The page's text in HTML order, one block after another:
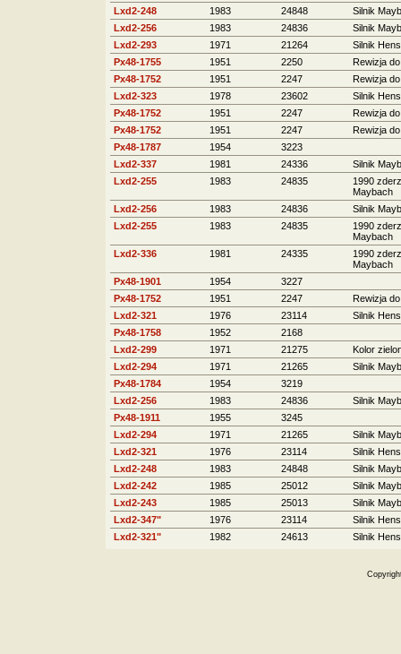
Lxd2-248
1983 24848
Silnik
Lxd2-256
1983 24836
Silnik
Lxd2-293
1971 21264
Silnik
Px48-1755
1951 2250
Rewizja
Px48-1752
1951 2247
Rewizja
Lxd2-323
1978 23602
Silnik
Px48-1752
1951 2247
Rewizja
Px48-1752
1951 2247
Rewizja
Px48-1787
1954
3223
Lxd2-337
1981 24336
Silnik
Lxd2-255
1983 24835
1990
Maybach
Lxd2-256
1983 24836
Silnik
Lxd2-255
1983 24835
1990
Maybach
Lxd2-336
1981 24335
1990
Maybach
Px48-1901
1954
3227
Px48-1752
1951 2247
Rewizja
Lxd2-321
1976 23114
Silnik
Px48-1758
1952
2168
Lxd2-299
1971 21275
Kolor
Lxd2-294
1971 21265
Silnik
Px48-1784
1954
3219
Lxd2-256
1983 24836
Silnik
Px48-1911
1955
3245
Lxd2-294
1971 21265
Silnik
Lxd2-321
1976 23114
Silnik
Lxd2-248
1983 24848
Silnik
Lxd2-242
1985 25012
Silnik
Lxd2-243
1985 25013
Silnik
Lxd2-347"
1976 23114
Silnik
Lxd2-321"
1982 24613 Silnik